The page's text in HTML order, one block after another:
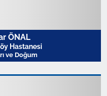
ÖNAL
Hastanesi
ve Doğum